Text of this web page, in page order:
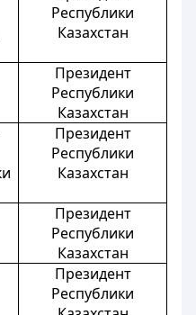
Республики
Казахстан
Президент
Республики
Казахстан
Президент
Республики
Казахстан
Президент
Республики
Казахстан
Президент
Республики